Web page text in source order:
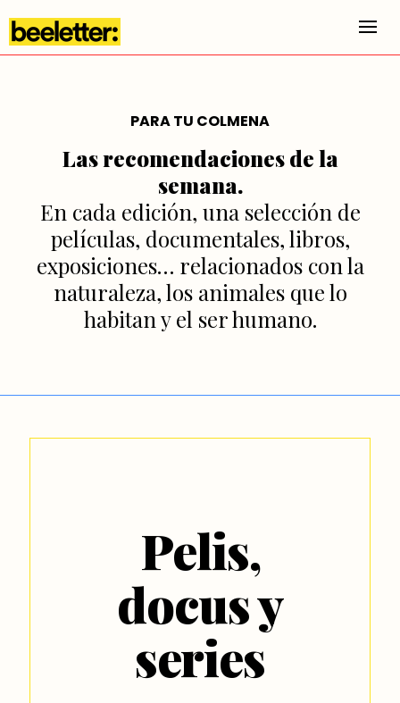
PARA TU COLMENA
Las recomendaciones de la
semana.
En cada edición, una selección de
películas, documentales, libros,
exposiciones… relacionados con la
naturaleza, los animales que lo
habitan y el ser humano.
Pelis,
docus y
series